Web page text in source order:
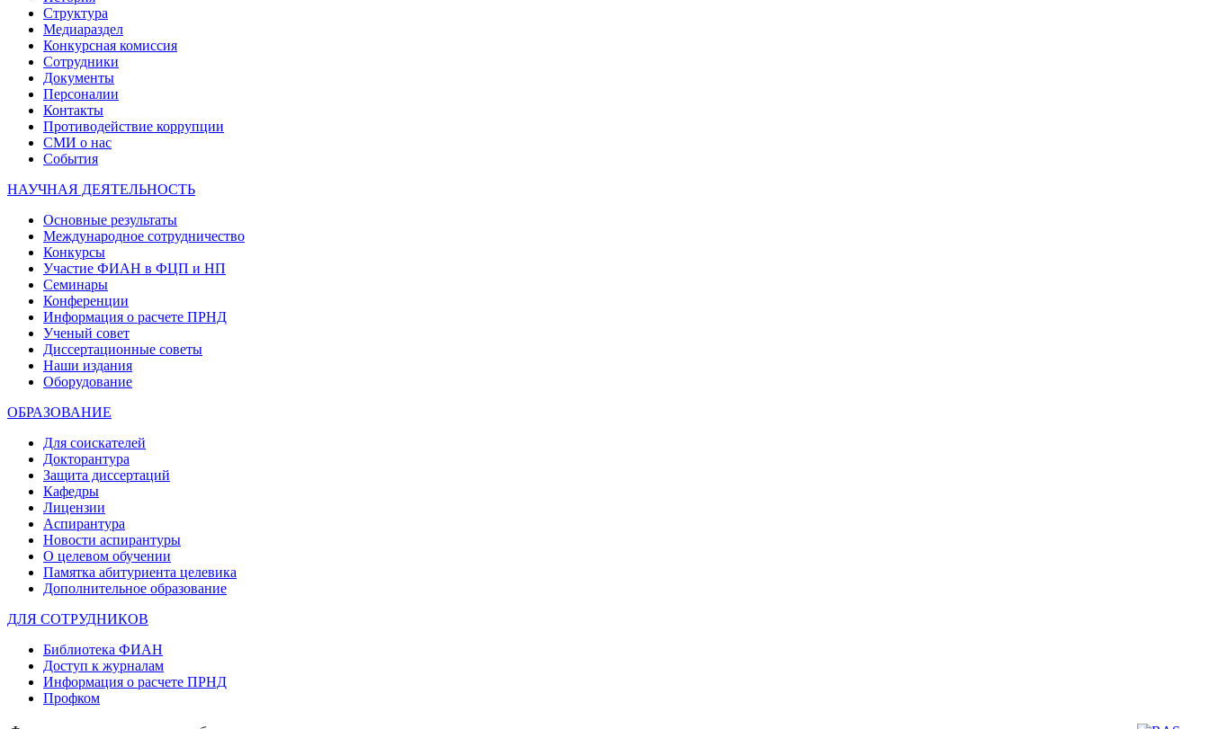
Структура
Медиараздел
Конкурсная комиссия
Сотрудники
Документы
Персоналии
Контакты
Противодействие коррупции
СМИ о нас
События
НАУЧНАЯ ДЕЯТЕЛЬНОСТЬ
Основные результаты
Международное сотрудничество
Конкурсы
Участие ФИАН в ФЦП и НП
Семинары
Конференции
Информация о расчете ПРНД
Ученый совет
Диссертационные советы
Наши издания
Оборудование
ОБРАЗОВАНИЕ
Для соискателей
Докторантура
Защита диссертаций
Кафедры
Лицензии
Аспирантура
Новости аспирантуры
О целевом обучении
Памятка абитуриента целевика
Дополнительное образование
ДЛЯ СОТРУДНИКОВ
Библиотека ФИАН
Доступ к журналам
Информация о расчете ПРНД
Профком